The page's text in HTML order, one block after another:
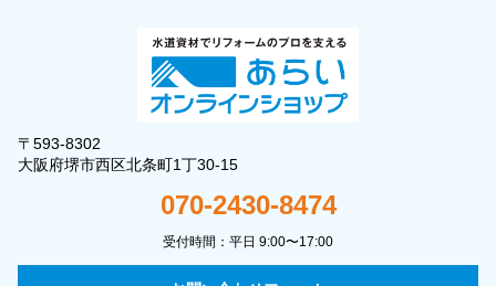
〒593-8302
大阪府堺市西区北条町1丁30-15
070-2430-8474
受付時間：平日 9:00〜17:00